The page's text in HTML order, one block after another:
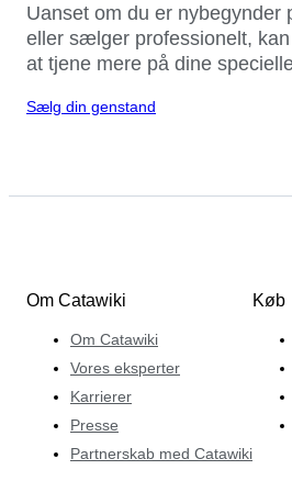
Uanset om du er nybegynder
eller sælger professionelt,
at tjene mere på dine
Sælg din genstand
Om Catawiki
Om Catawiki
Vores eksperter
Karrierer
Presse
Partnerskab med Catawiki
Køb